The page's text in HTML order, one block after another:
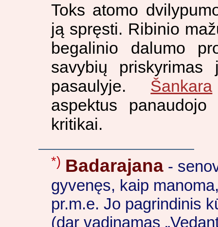
Toks atomo
ją spręsti. Ribinio
begalinio dalumo
savybių
pasaulyje. Šankara
aspektus
kritikai.
*) Badarajana -
gyvenęs, kaip
pr.m.e. Jo pagrindinis
(dar vadinamas